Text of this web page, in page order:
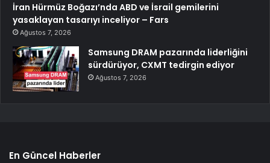
İran Hürmüz Boğazı’nda ABD ve İsrail gemilerini
yasaklayan tasarıyı inceliyor – Fars
Ağustos 7, 2026
Samsung DRAM pazarında liderliğini
sürdürüyor, CXMT tedirgin ediyor
Ağustos 7, 2026
En Güncel Haberler